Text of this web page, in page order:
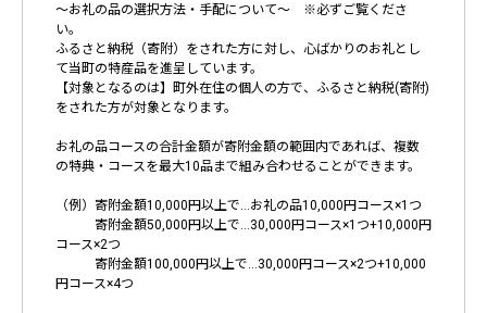
～お礼の品の選択方法・手配について～ ※必ずご覧くださ
い。
ふるさと納税（寄附）をされた方に対し、心ばかりのお礼とし
て当町の特産品を進呈しています。
【対象となるのは】町外在住の個人の方で、ふるさと納税(寄附)
をされた方が対象となります。
お礼の品コースの合計金額が寄附金額の範囲内であれば、複数
の特典・コースを最大10品まで組み合わせることができます。
（例）寄附金額10,000円以上で…お礼の品10,000円コース×1つ
寄附金額50,000円以上で…30,000円コース×1つ+10,000円
コース×2つ
寄附金額100,000円以上で…30,000円コース×2つ+10,000
円コース×4つ